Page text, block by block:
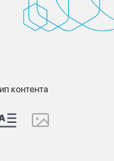
контента